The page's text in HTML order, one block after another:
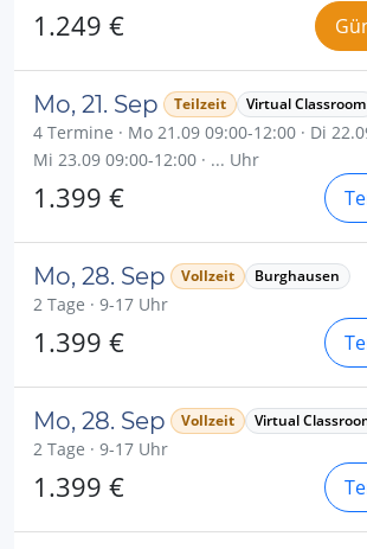
1.249 €
Mo, 21. Sep Teilzeit Virtual Classroom
4 Termine · Mo 21.09 09:00-12:00 · Di
Mi 23.09 09:00-12:00 · ... Uhr
1.399 €
Mo, 28. Sep Vollzeit Burghausen
2 Tage · 9-17 Uhr
1.399 €
Mo, 28. Sep Vollzeit Virtual
2 Tage · 9-17 Uhr
1.399 €